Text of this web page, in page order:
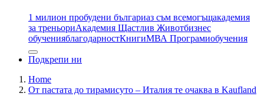
1 милион пробудени българиаз съм всемогъщакадемия
за треньориАкадемия Щастлив Животбизнес
обученияблагодарностКнигиМВА Програмиобучения
Подкрепи ни
Home
От пастата до тирамисуто – Италия те очаква в Kaufland